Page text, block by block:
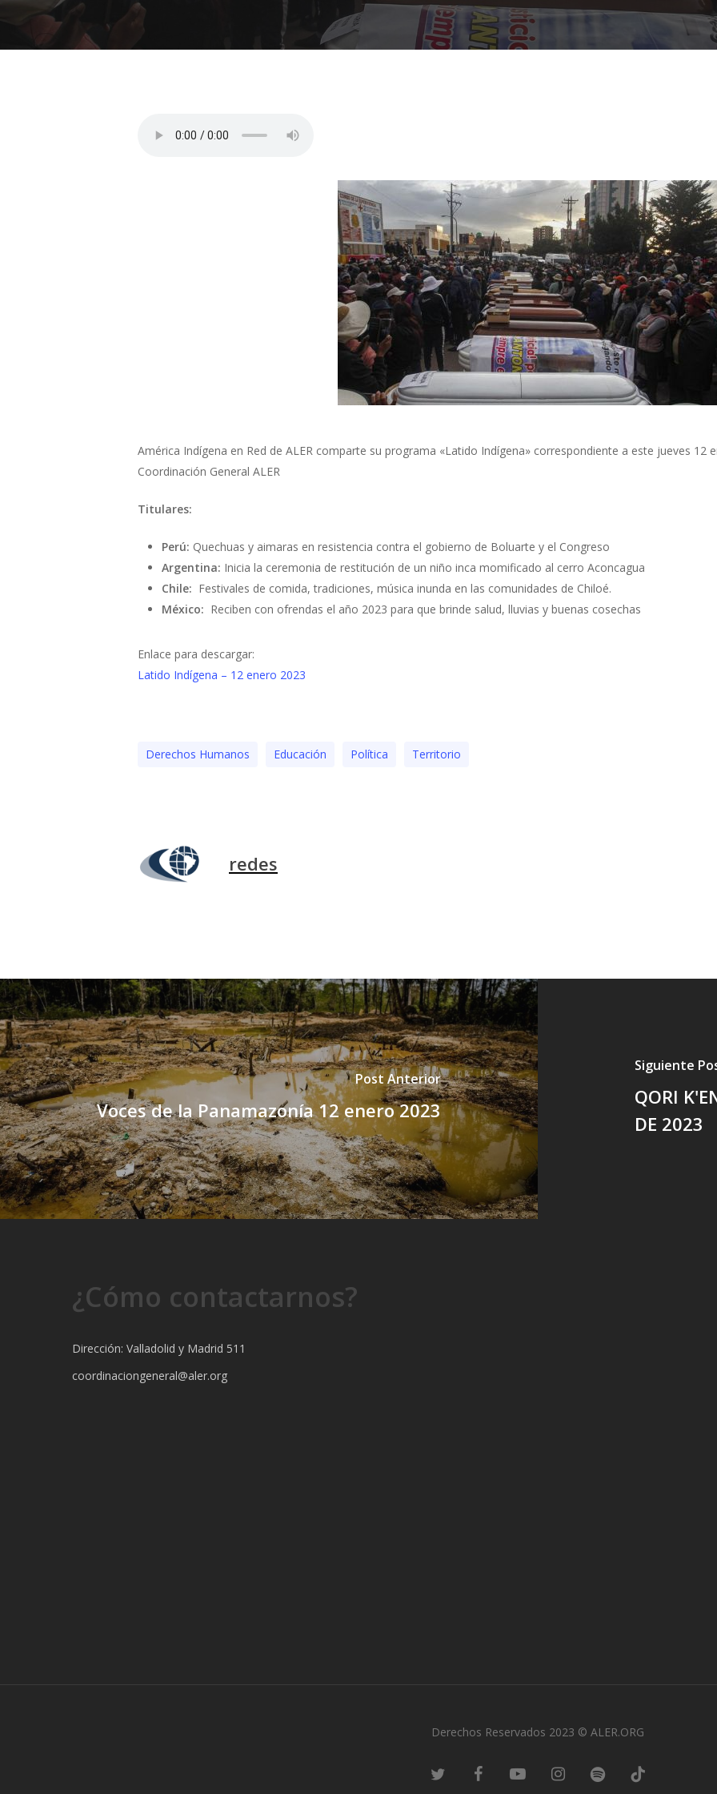
América Indígena en Red de ALER comparte su programa «Latido Indígena» correspondiente a este jueves 12
Coordinación General ALER
Titulares:
Perú: Quechuas y aimaras en resistencia contra el gobierno de Boluarte y el Congreso
Argentina: Inicia la ceremonia de restitución de un niño inca momificado al cerro Aconcagua
Chile: Festivales de comida, tradiciones, música inunda en las comunidades de Chiloé.
México: Reciben con ofrendas el año 2023 para que brinde salud, lluvias y buenas cosechas
Enlace para descargar:
Latido Indígena – 12 enero 2023
Derechos Humanos Educación Polí­tica Territorio
redes
Post Anterior
Voces de la Panamazonía 12 enero 2023
Siguiente
QORI
DE 2023
¿Cómo contactarnos?
Dirección: Valladolid y Madrid 511
coordinaciongeneral@aler.org
Derechos Reservados 2023 © ALER.ORG